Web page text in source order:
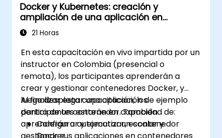
Docker y Kubernetes: creación y
ampliación de una aplicación en
contenedores
21 Horas
En esta capacitación en vivo impartida por un
instructor en Colombia (presencial o
remota), los participantes aprenderán a
crear y gestionar contenedores Docker, y
luego desplegar una aplicación de ejemplo
dentro de un contenedor. También
aprenderán a automatizar, escalar y
gestionar sus aplicaciones en contenedores
Al finalizar esta capacitación, los
participantes estarán en capacidad de:
Configurar y ejecutar un contenedor
Docker.